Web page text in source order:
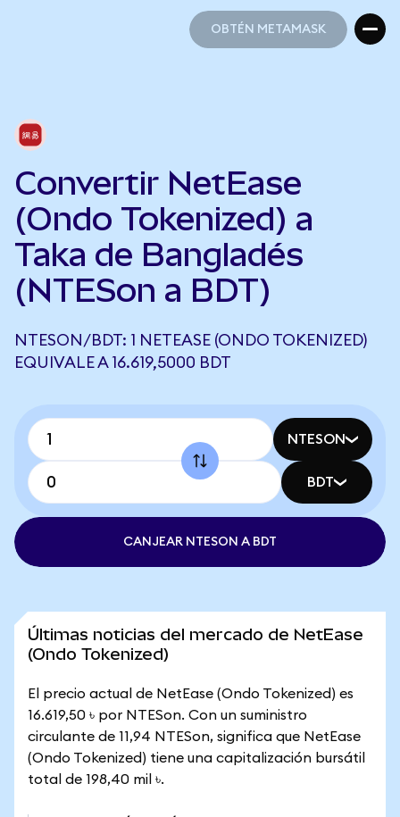
OBTÉN METAMASK
Convertir NetEase
(Ondo Tokenized) a
Taka de Bangladés
(NTESon a BDT)
NTESON/BDT: 1 NETEASE (ONDO TOKENIZED)
EQUIVALE A 16.619,5000 BDT
NTESON
BDT
CANJEAR NTESON A BDT
Últimas noticias del mercado de NetEase
(Ondo Tokenized)
El precio actual de NetEase (Ondo Tokenized) es
16.619,50 ৳ por NTESon. Con un suministro
circulante de 11,94 NTESon, significa que NetEase
(Ondo Tokenized) tiene una capitalización bursátil
total de 198,40 mil ৳.